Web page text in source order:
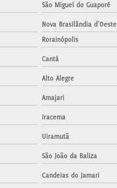
São Miguel do Guaporé
Nova Brasilândia d'Oeste
Rorainópolis
Cantá
Alto Alegre
Amajari
Iracema
Uiramutã
São João da Baliza
Candeias do Jamari